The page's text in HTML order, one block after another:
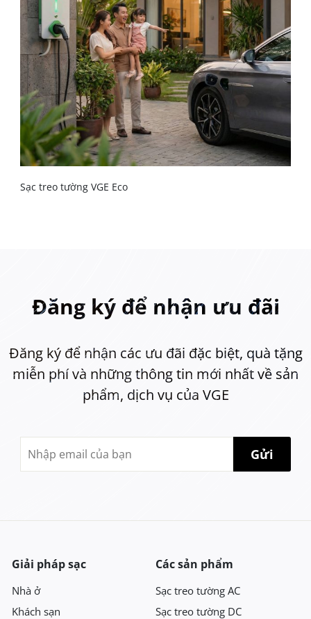
Sạc treo tường VGE Eco
Đăng ký để nhận ưu đãi
Đăng ký để nhận các ưu đãi đặc biệt, quà tặng
miễn phí và những thông tin mới nhất về sản
phẩm, dịch vụ của VGE
Giải pháp sạc
Nhà ở
Khách sạn
Các sản phẩm
Sạc treo tường AC
Sạc treo tường DC